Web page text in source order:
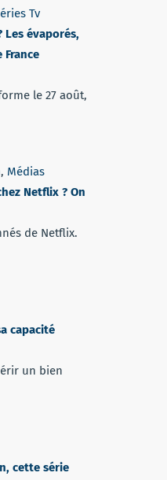
Tv
Les évaporés,
le 27 août,
, Médias
Netflix ? On
de Netflix.
capacité
un bien
cette série